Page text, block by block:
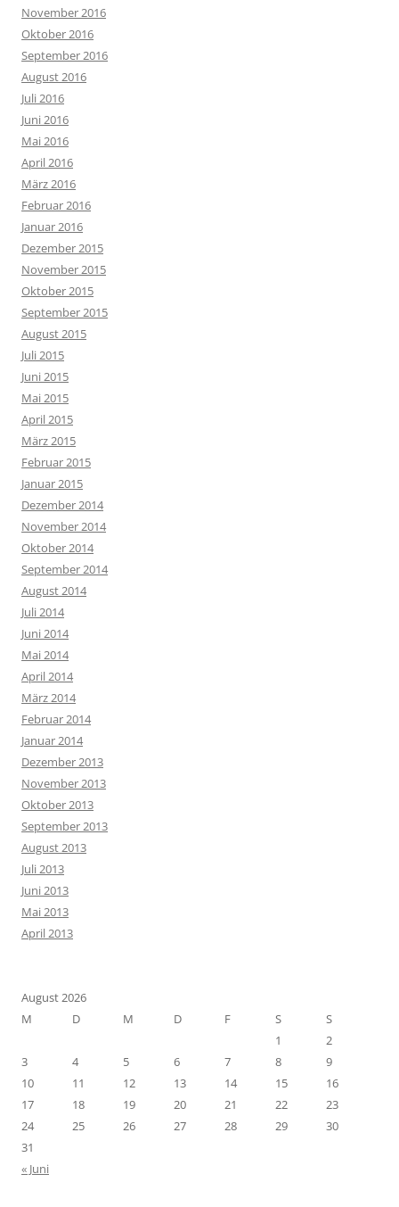
November 2016
Oktober 2016
September 2016
August 2016
Juli 2016
Juni 2016
Mai 2016
April 2016
März 2016
Februar 2016
Januar 2016
Dezember 2015
November 2015
Oktober 2015
September 2015
August 2015
Juli 2015
Juni 2015
Mai 2015
April 2015
März 2015
Februar 2015
Januar 2015
Dezember 2014
November 2014
Oktober 2014
September 2014
August 2014
Juli 2014
Juni 2014
Mai 2014
April 2014
März 2014
Februar 2014
Januar 2014
Dezember 2013
November 2013
Oktober 2013
September 2013
August 2013
Juli 2013
Juni 2013
Mai 2013
April 2013
August 2026
M
D M D F S
S
1
2
3
4 5 6 7 8
9
10
11 12 13 14 15
16
17
18 19 20 21 22
23
24
25 26 27 28 29
30
31
« Juni